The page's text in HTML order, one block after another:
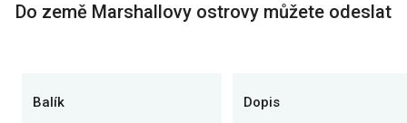
Do země Marshallovy ostrovy můžete odeslat
Balík Dopis